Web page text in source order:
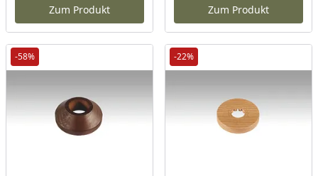
Zum Produkt Zum Produkt
-58% -22%